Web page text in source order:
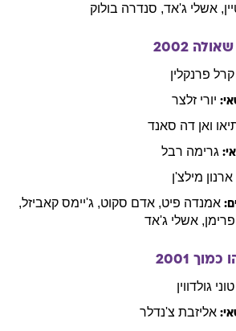
, אשלי ג'אד, סנדרה בולוק
שאולה 2002
קרל פרנקלין
יורי זלצר
ואן דה סאנד
גרימה רבל
ארנון מילצ'ן
אמנדה פיט, אדם סקוט, ג'יימס קאביזל,
פרימן, אשלי ג'אד
כמוך 2001
טוני גולדווין
אליזבת צ'נדלר